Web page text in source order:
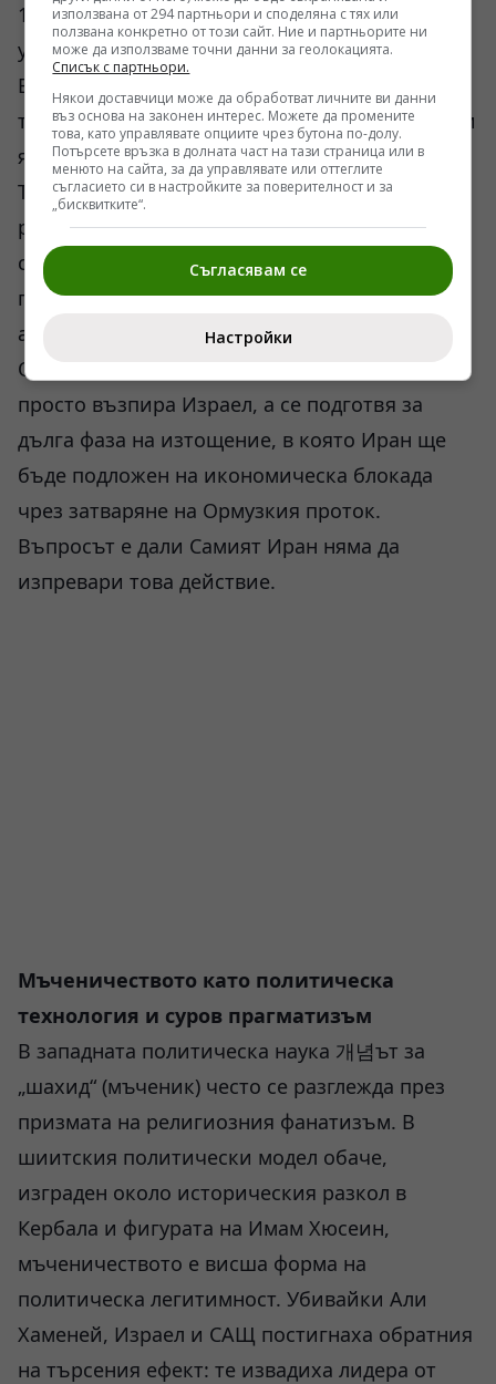
122 от своята доктрина, уреждащ масираните
удари срещу критична инфраструктура в
Близкия изток, включително петролните
терминали в Саудитска Арабия и ОАЕ, както и
ядрения комплекс в Димона.
Тази версия звучи логично, но числата и
разгръщането на американските
самолетоносачи в Арабско море не я
потвърждават напълно. Наличието на две
американски ударни групи в близост до
Оманския залив показва, че Вашингтон не
просто възпира Израел, а се подготвя за
дълга фаза на изтощение, в която Иран ще
бъде подложен на икономическа блокада
чрез затваряне на Ормузкия проток.
Въпросът е дали Самият Иран няма да
изпревари това действие.
Мъченичеството като политическа
технология и суров прагматизъм
В западната политическа наука 개념ът за
„шахид“ (мъченик) често се разглежда през
призмата на религиозния фанатизъм. В
шиитския политически модел обаче,
изграден около историческия разкол в
Кербала и фигурата на Имам Хюсеин,
мъченичеството е висша форма на
политическа легитимност. Убивайки Али
Хаменей, Израел и САЩ постигнаха обратния
на търсения ефект: те извадиха лидера от
използвана от 294 партньори и споделяна с тях или
ползвана конкретно от този сайт. Ние и партньорите ни
може да използваме точни данни за геолокацията.
Списък с партньори.
Някои доставчици може да обработват личните ви данни
въз основа на законен интерес. Можете да промените
това, като управлявате опциите чрез бутона по-долу.
Потърсете връзка в долната част на тази страница или в
менюто на сайта, за да управлявате или оттеглите
съгласието си в настройките за поверителност и за
„бисквитките“.
Съгласявам се
Настройки